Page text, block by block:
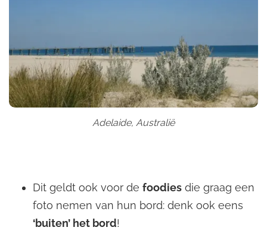
Adelaide, Australië
Dit geldt ook voor de foodies die graag een
foto nemen van hun bord: denk ook eens
‘buiten’ het bord!